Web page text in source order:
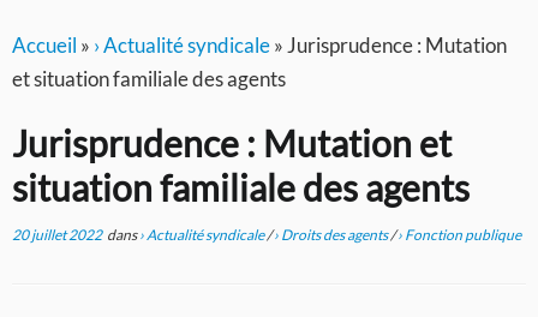
Accueil » › Actualité syndicale» Jurisprudence : Mutation
et situation familiale des agents
Jurisprudence : Mutation et
situation familiale des agents
20 juillet 2022dans› Actualité syndicale/› Droits des agents/› Fonction publique